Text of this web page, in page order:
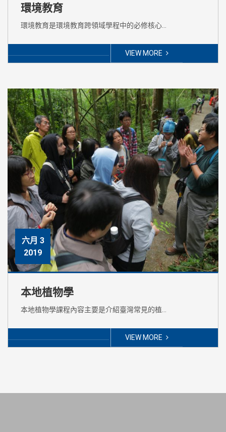
環境教育
環境教育是環境教育跨領域學程中的必修核心…
VIEW MORE
六月 3
2019
本地植物學
本地植物學課程內容主要是介紹臺灣常見的植…
VIEW MORE